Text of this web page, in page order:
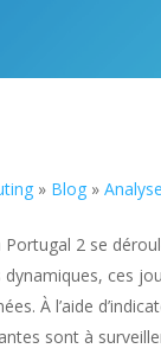
» Blog » Analyse
2 se
ces
À l’aide
sont à